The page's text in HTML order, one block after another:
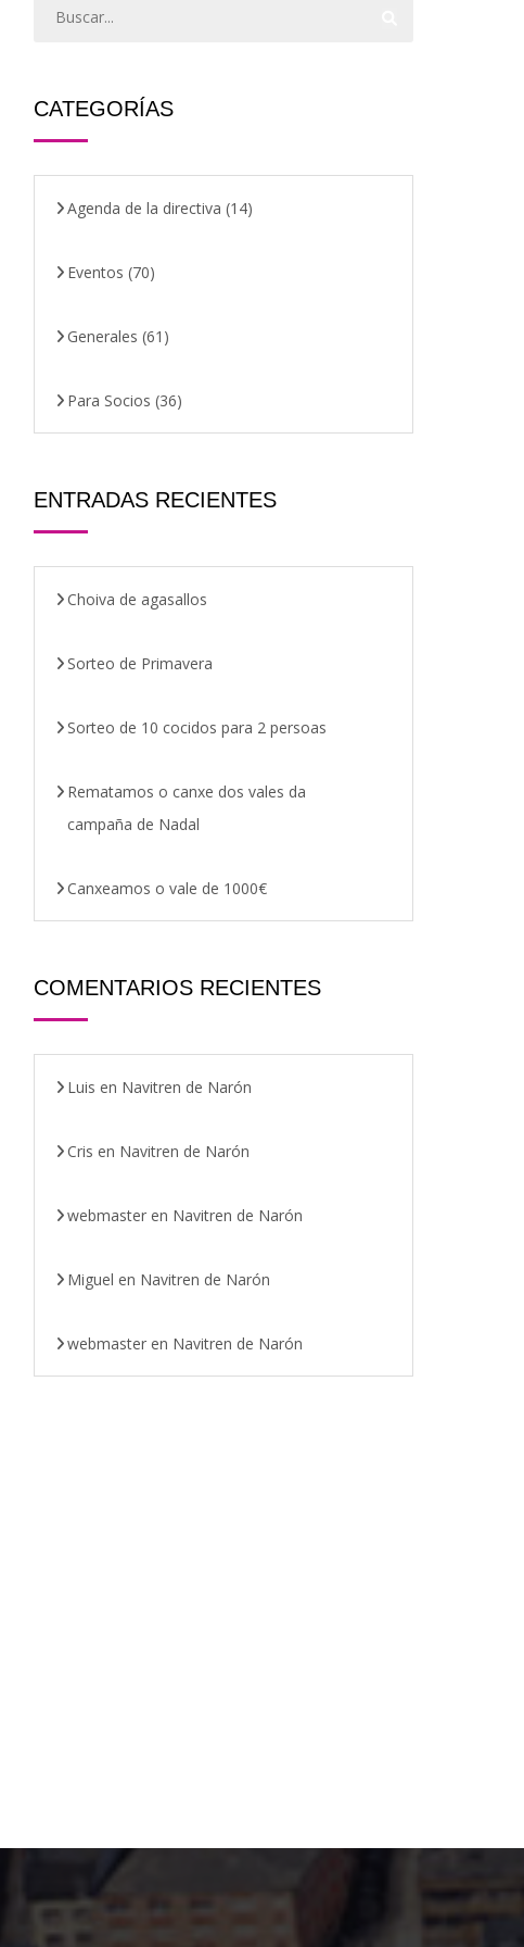
CATEGORÍAS
Agenda de la directiva (14)
Eventos (70)
Generales (61)
Para Socios (36)
ENTRADAS RECIENTES
Choiva de agasallos
Sorteo de Primavera
Sorteo de 10 cocidos para 2 persoas
Rematamos o canxe dos vales da
campaña de Nadal
Canxeamos o vale de 1000€
COMENTARIOS RECIENTES
Luis en Navitren de Narón
Cris en Navitren de Narón
webmaster en Navitren de Narón
Miguel en Navitren de Narón
webmaster en Navitren de Narón